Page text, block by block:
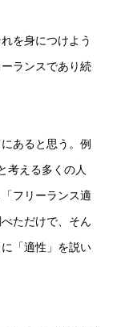
を身につけよう
ランスであり続
あると思う。例
考える多くの人
フリーランス適
ただけで、そん
「適性」を説い